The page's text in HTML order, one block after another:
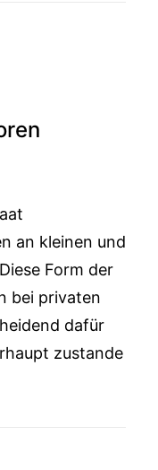
an kleinen und
Form der
bei privaten
dafür
zustande